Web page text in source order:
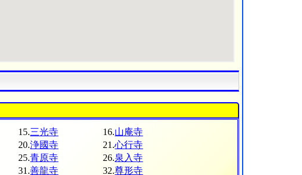
15.三光寺 16.山庵寺
20.浄國寺 21.心行寺
25.青原寺 26.泉入寺
31.善龍寺 32.尊形寺